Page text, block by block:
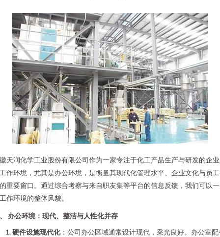
天润化学工业股份有限公司作为一家专注于化工产品生产与研发的企
作环境，尤其是办公环境，是衡量其现代化管理水平、企业文化与员
重要窗口。通过综合考察与来自职友集等平台的信息反馈，我们可以
作环境的整体风貌。
办公环境：现代、整洁与人性化并存
硬件设施现代化：公司办公区域通常设计现代，采光良好。办公室配